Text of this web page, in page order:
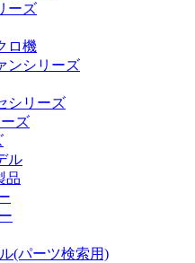
ーズ
ロ機
ンシリーズ
シリーズ
ズ
ル
品
(パーツ検索用)